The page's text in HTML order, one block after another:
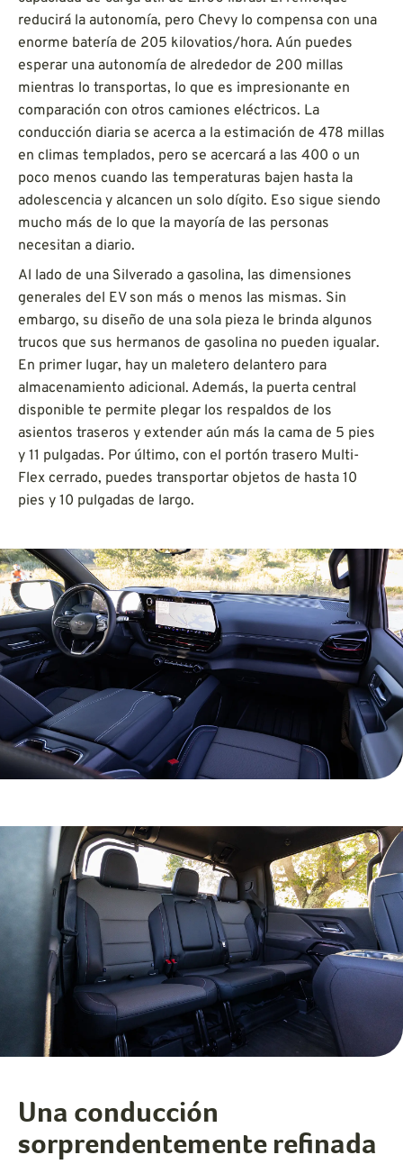
reducirá la autonomía, pero Chevy lo compensa con una
enorme batería de 205 kilovatios/hora. Aún puedes
esperar una autonomía de alrededor de 200 millas
mientras lo transportas, lo que es impresionante en
comparación con otros camiones eléctricos. La
conducción diaria se acerca a la estimación de 478 millas
en climas templados, pero se acercará a las 400 o un
poco menos cuando las temperaturas bajen hasta la
adolescencia y alcancen un solo dígito. Eso sigue siendo
mucho más de lo que la mayoría de las personas
necesitan a diario.
Al lado de una Silverado a gasolina, las dimensiones
generales del EV son más o menos las mismas. Sin
embargo, su diseño de una sola pieza le brinda algunos
trucos que sus hermanos de gasolina no pueden igualar.
En primer lugar, hay un maletero delantero para
almacenamiento adicional. Además, la puerta central
disponible te permite plegar los respaldos de los
asientos traseros y extender aún más la cama de 5 pies
y 11 pulgadas. Por último, con el portón trasero Multi-
Flex cerrado, puedes transportar objetos de hasta 10
pies y 10 pulgadas de largo.
Una conducción
sorprendentemente refinada